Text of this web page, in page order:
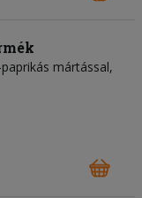
mártással,